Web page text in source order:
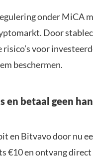
onder MiCA
Door
voor
beschermen.
en betaal geen
en Bitvavo door nu
€10 en ontvang